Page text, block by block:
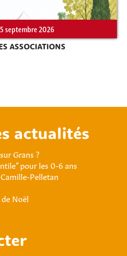
septembre 2026
ASSOCIATIONS
actualités
Grans ?
pour les 0-6 ans
Pelletan
Noël